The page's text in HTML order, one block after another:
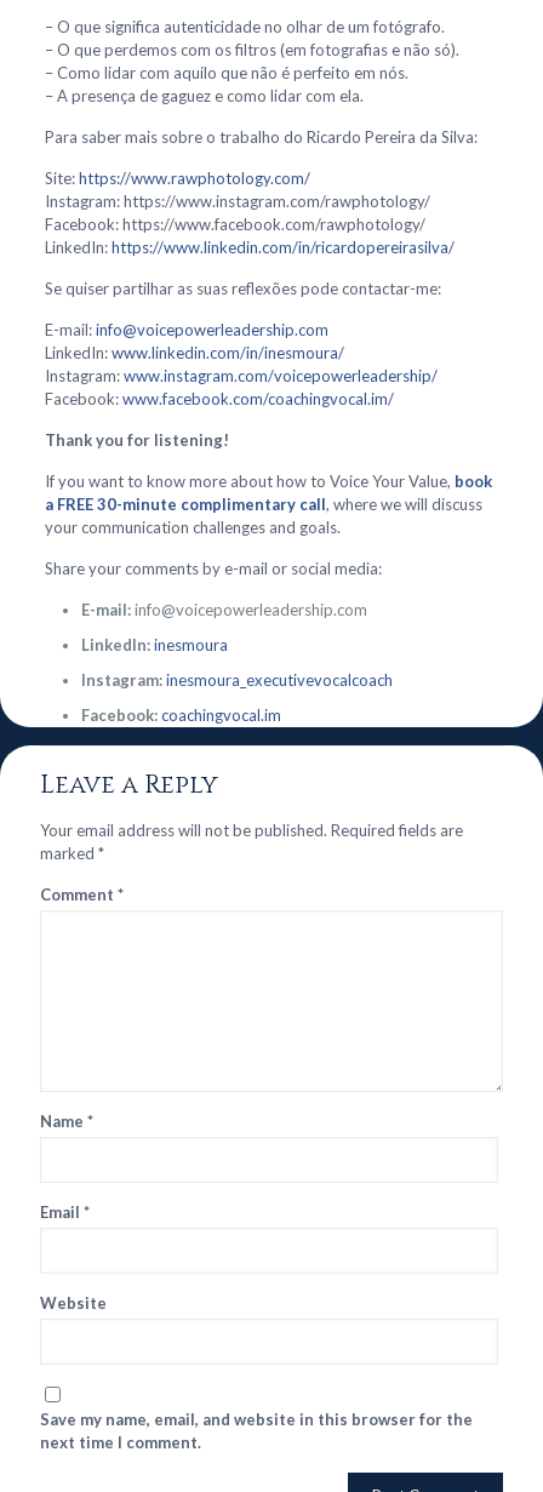
– O que significa autenticidade no olhar de um fotógrafo.
– O que perdemos com os filtros (em fotografias e não só).
– Como lidar com aquilo que não é perfeito em nós.
– A presença de gaguez e como lidar com ela.
Para saber mais sobre o trabalho do Ricardo Pereira da Silva:
Site:https://www.rawphotology.com/
Instagram: https://www.instagram.com/rawphotology/
Facebook: https://www.facebook.com/rawphotology/
LinkedIn:https://www.linkedin.com/in/ricardopereirasilva/
Se quiser partilhar as suas reflexões pode contactar-me:
E-mail:info@voicepowerleadership.com
LinkedIn:www.linkedin.com/in/inesmoura/
Instagram:www.instagram.com/voicepowerleadership/
Facebook:www.facebook.com/coachingvocal.im/
Thank you for listening!
If you want to know more about how to Voice Your Value, book
a FREE 30-minute complimentary call, where we will discuss
your communication challenges and goals.
Share your comments by e-mail or social media:
E-mail:info@voicepowerleadership.com
LinkedIn:inesmoura
Instagram:inesmoura_executivevocalcoach
Facebook:coachingvocal.im
Leave a Reply
Your email address will not be published. Required fields are
marked *
Comment *
Name *
Email *
Website
Save my name, email, and website in this browser for the
next time I comment.